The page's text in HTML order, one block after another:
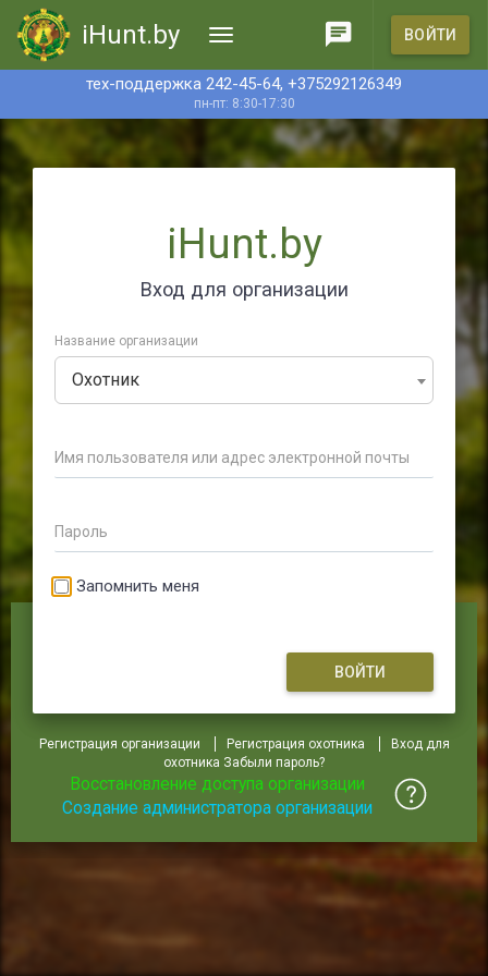
iHunt.by
тех-поддержка 242-45-64, +375292126349
пн-пт: 8:30-17:30
ВОЙТИ
iHunt.by
Вход для организации
Название организации
Охотник
Имя пользователя или адрес электронной почты
Пароль
Запомнить меня
ВОЙТИ
Регистрация организации Регистрация охотника
Вход для
охотника Забыли пароль?
Восстановление доступа организации
Создание администратора организации